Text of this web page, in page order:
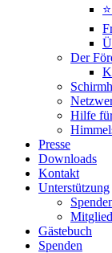
Der
Hilfe
Presse
Downloads
Kontakt
Unterstützung
Gästebuch
Spenden